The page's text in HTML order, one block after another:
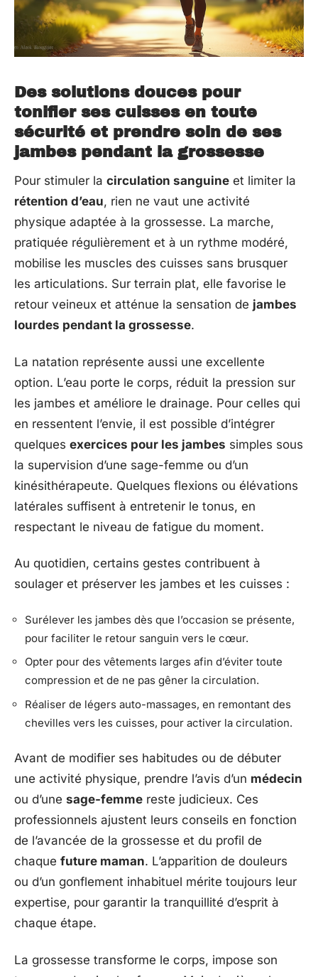
Des solutions douces pour
tonifier ses cuisses en toute
sécurité et prendre soin de ses
jambes pendant la grossesse
Pour stimuler la circulation sanguine et limiter la
rétention d’eau, rien ne vaut une activité
physique adaptée à la grossesse. La marche,
pratiquée régulièrement et à un rythme modéré,
mobilise les muscles des cuisses sans brusquer
les articulations. Sur terrain plat, elle favorise le
retour veineux et atténue la sensation de jambes
lourdes pendant la grossesse.
La natation représente aussi une excellente
option. L’eau porte le corps, réduit la pression sur
les jambes et améliore le drainage. Pour celles qui
en ressentent l’envie, il est possible d’intégrer
quelques exercices pour les jambes simples sous
la supervision d’une sage-femme ou d’un
kinésithérapeute. Quelques flexions ou élévations
latérales suffisent à entretenir le tonus, en
respectant le niveau de fatigue du moment.
Au quotidien, certains gestes contribuent à
soulager et préserver les jambes et les cuisses :
Surélever les jambes dès que l’occasion se présente,
pour faciliter le retour sanguin vers le cœur.
Opter pour des vêtements larges afin d’éviter toute
compression et de ne pas gêner la circulation.
Réaliser de légers auto-massages, en remontant des
chevilles vers les cuisses, pour activer la circulation.
Avant de modifier ses habitudes ou de débuter
une activité physique, prendre l’avis d’un médecin
ou d’une sage-femme reste judicieux. Ces
professionnels ajustent leurs conseils en fonction
de l’avancée de la grossesse et du profil de
chaque future maman. L’apparition de douleurs
ou d’un gonflement inhabituel mérite toujours leur
expertise, pour garantir la tranquillité d’esprit à
chaque étape.
La grossesse transforme le corps, impose son